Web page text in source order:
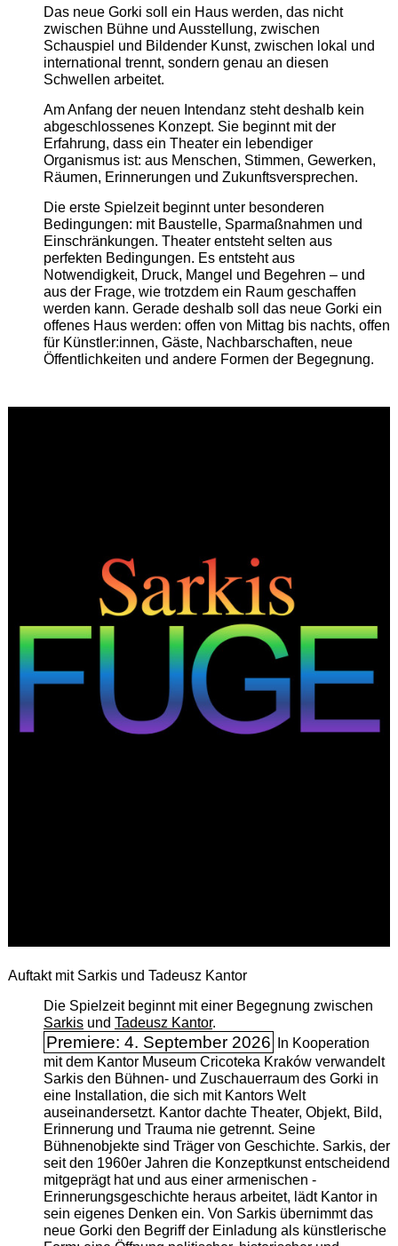
Das neue Gorki soll ein Haus werden, das nicht
zwischen Bühne und Ausstellung, zwischen
Schauspiel und Bildender Kunst, zwischen lokal und
international trennt, sondern genau an diesen
Schwellen arbeitet.
Am Anfang der neuen Intendanz steht deshalb kein
abgeschlossenes Konzept. Sie beginnt mit der
Erfahrung, dass ein Theater ein lebendiger
Organismus ist: aus Menschen, Stimmen, Gewerken,
Räumen, Erinnerungen und Zukunftsversprechen.
Die erste Spielzeit beginnt unter besonderen
Bedingungen: mit Baustelle, Sparmaßnahmen und
Einschränkungen. Theater entsteht selten aus
perfekten Bedingungen. Es entsteht aus
Notwendigkeit, Druck, Mangel und Begehren – und
aus der Frage, wie trotzdem ein Raum geschaffen
werden kann. Gerade deshalb soll das neue Gorki ein
offenes Haus werden: offen von Mittag bis nachts, offen
für Künstler:innen, Gäste, Nachbarschaften, neue
Öffentlichkeiten und andere Formen der Begegnung.
Auftakt mit Sarkis und Tadeusz Kantor
Die Spielzeit beginnt mit einer Begegnung zwischen
Sarkisund Tadeusz Kantor.
Premiere: 4. September 2026
In Kooperation
mit dem Kantor Museum Cricoteka Kraków verwandelt
Sarkis den Bühnen- und Zuschauerraum des Gorki in
eine Installation, die sich mit Kantors Welt
auseinandersetzt. Kantor dachte Theater, Objekt, Bild,
Erinnerung und Trauma nie getrennt. Seine
Bühnenobjekte sind Träger von Geschichte. Sarkis, der
seit den 1960er Jahren die Konzeptkunst entscheidend
mitgeprägt hat und aus einer armenischen ­
Erinnerungsgeschichte heraus arbeitet, lädt Kantor in
sein eigenes Denken ein. Von Sarkis übernimmt das
neue Gorki den Begriff der Einladung als künstlerische